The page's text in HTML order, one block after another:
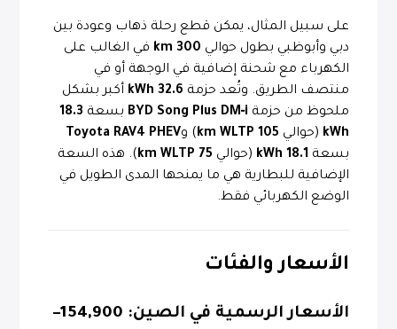
على سبيل المثال، يمكن قطع رحلة ذهاب وعودة بين
دبي وأبوظبي بطول حوالي 300 km
في الغالب على
الكهرباء مع شحنة إضافية في الوجهة أو في
منتصف الطريق. وتُعد حزمة 32.6 kWh
أكبر بشكل
ملحوظ من حزمة BYD Song Plus DM‑i بسعة 18.3
kWh (حوالي 105 km WLTP ) وToyota RAV4 PHEV
بسعة 18.1 kWh (حوالي 75 km WLTP
). هذه السعة
الإضافية للبطارية هي ما يمنحها المدى الطويل في
الوضع الكهربائي فقط.
الأسعار والفئات
الأسعار الرسمية في الصين:
154,900–